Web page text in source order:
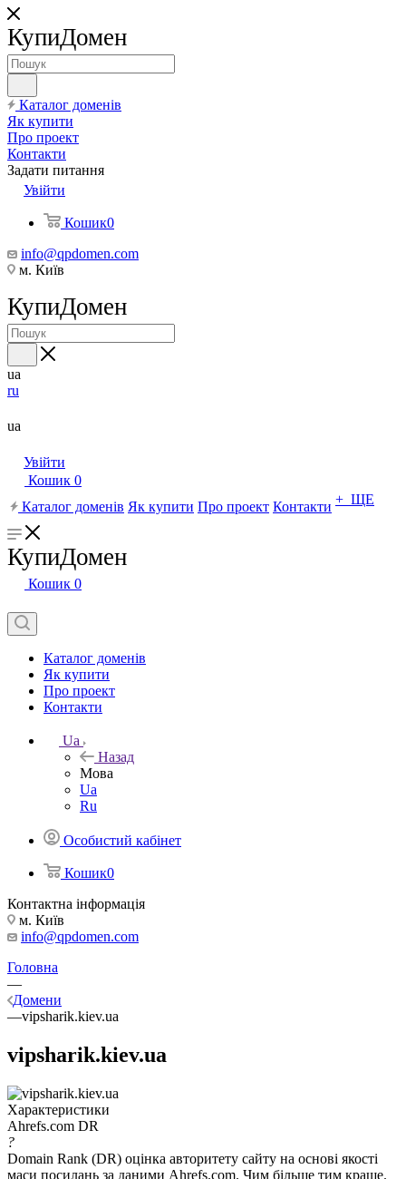
КупиДомен
Каталог доменів
Як купити
Про проект
Контакти
Задати питання
Увійти
Кошик0
info@qpdomen.com
м. Київ
КупиДомен
ua
ru
ua
Увійти
Кошик 0
Каталог доменів Як купити Про проект Контакти + ЩЕ
КупиДомен
Кошик 0
Каталог доменів
Як купити
Про проект
Контакти
Ua
Назад
Мова
Ua
Ru
Особистий кабінет
Кошик0
Контактна інформація
м. Київ
info@qpdomen.com
Головна
—
Домени
—vipsharik.kiev.ua
vipsharik.kiev.ua
Характеристики
Ahrefs.com DR
?
Domain Rank (DR) оцінка авторитету сайту на основі якості
маси посилань за даними Ahrefs.com. Чим більше тим краще.